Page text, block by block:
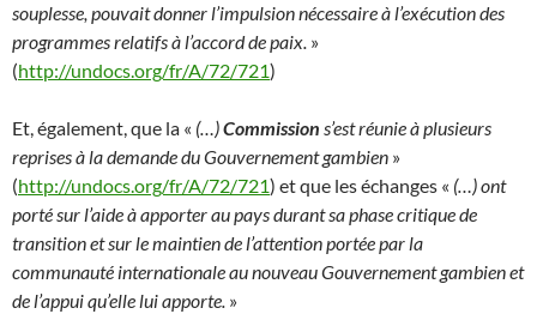
souplesse, pouvait donner l’impulsion nécessaire à l’exécution des
programmes relatifs à l’accord de paix. »
(http://undocs.org/fr/A/72/721)
Et, également, que la « (…)Commission s’est réunie à plusieurs
reprises à la demande du Gouvernement gambien »
(http://undocs.org/fr/A/72/721) et que les échanges « (…) ont
porté sur l’aide à apporter au pays durant sa phase critique de
transition et sur le maintien de l’attention portée par la
communauté internationale au nouveau Gouvernement gambien et
de l’appui qu’elle lui apporte. »